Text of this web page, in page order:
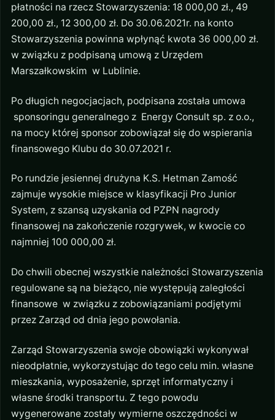
płatności na rzecz Stowarzyszenia: 18 000,00 zł., 49
200,00 zł., 12 300,00 zł. Do 30.06.2021r. na konto
Stowarzyszenia powinna wpłynąć kwota 36 000,00 zł.
w związku z podpisaną umową z Urzędem
Marszałkowskim w Lublinie.
Po długich negocjacjach, podpisana została umowa
sponsoringu generalnego z Energy Consult sp. z o.o.,
na mocy której sponsor zobowiązał się do wspierania
finansowego Klubu do 30.07.2021 r.
Po rundzie jesiennej drużyna K.S. Hetman Zamość
zajmuje wysokie miejsce w klasyfikacji Pro Junior
System, z szansą uzyskania od PZPN nagrody
finansowej na zakończenie rozgrywek, w kwocie co
najmniej 100 000,00 zł.
Do chwili obecnej wszystkie należności Stowarzyszenia
regulowane są na bieżąco, nie występują zaległości
finansowe w związku z zobowiązaniami podjętymi
przez Zarząd od dnia jego powołania.
Zarząd Stowarzyszenia swoje obowiązki wykonywał
nieodpłatnie, wykorzystując do tego celu min. własne
mieszkania, wyposażenie, sprzęt informatyczny i
własne środki transportu. Z tego powodu
wygenerowane zostały wymierne oszczędności w